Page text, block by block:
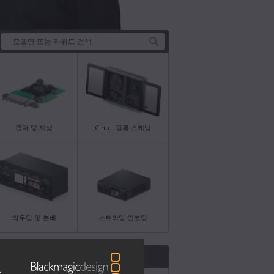
캡쳐 및 재생 Cintel 필름 스캐닝
라우팅 및 분배 스트리밍·인코딩
...